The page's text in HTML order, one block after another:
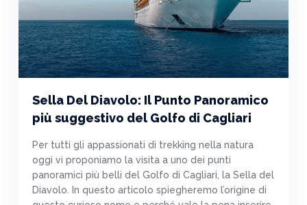
Sella Del Diavolo: Il Punto Panoramico
più suggestivo del Golfo di Cagliari
Per tutti gli appassionati di trekking nella natura
oggi vi proponiamo la visita a uno dei punti
panoramici più belli del Golfo di Cagliari, la Sella del
Diavolo. In questo articolo spiegheremo l’origine di